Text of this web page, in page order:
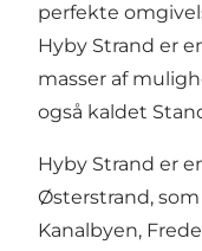
perfekte
Hyby Strand er
masser af
også kaldet
Hyby Strand er
Østerstrand,
Kanalbyen,